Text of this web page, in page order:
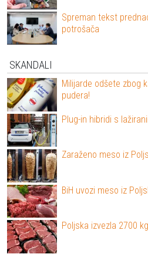
Spreman tekst
potrošača
SKANDALI
Milijarde odšete zbog
pudera!
Plug-in hibridi s
Zaraženo meso iz
BiH uvozi meso iz
Poljska izvezla 2700